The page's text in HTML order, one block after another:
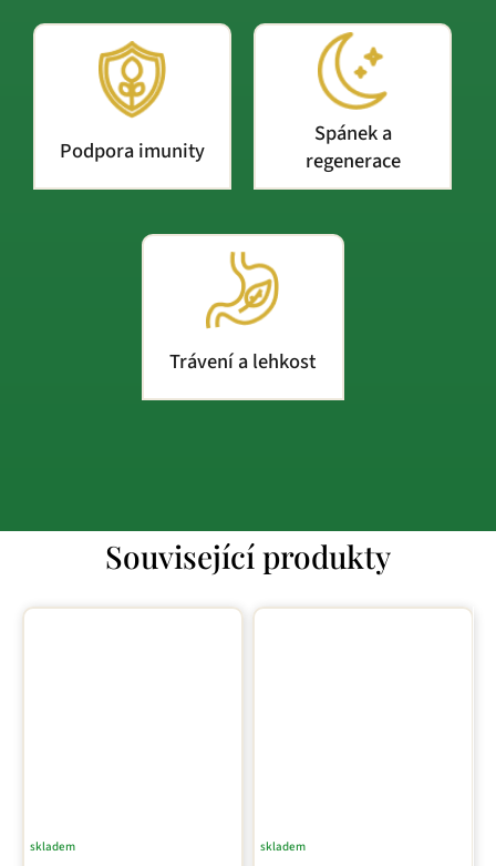
Podpora imunity
Spánek a
regenerace
Trávení a lehkost
Související produkty
skladem skladem